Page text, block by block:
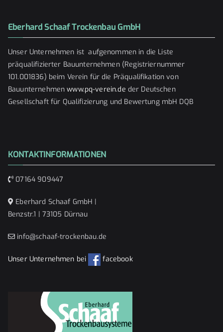
Eberhard Schaaf Trockenbau GmbH
Unser Unternehmen ist aufgenommen in die Liste
präqualifizierter Bauunternehmen (Registriernummer
101.001836) beim Verein für die Präqualifikation von
Bauunternehmenwww.pq-verein.de der Deutschen
Gesellschaft für Qualifizierung und Bewertung mbH DQB
KONTAKTINFORMATIONEN
07164 909447
Eberhard Schaaf GmbH |
Benzstr.1 | 73105 Dürnau
info@schaaf-trockenbau.de
Unser Unternehmen bei facebook